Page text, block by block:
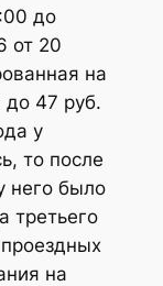
до
от 20
на
до 47 руб.
у
то после
него было
третьего
на